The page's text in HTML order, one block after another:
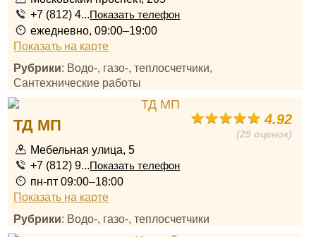
+7 (812) 4...Показать телефон
ежедневно, 09:00–19:00
Показать на карте
Рубрики: Водо-, газо-, теплосчетчики,
Сантехнические работы
4.92
(25 оценок)
ТД МП
Мебельная улица, 5
+7 (812) 9...Показать телефон
пн-пт 09:00–18:00
Показать на карте
Рубрики: Водо-, газо-, теплосчетчики